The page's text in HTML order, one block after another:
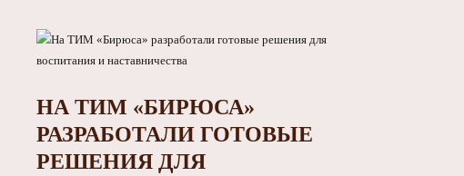
НА ТИМ «БИРЮСА»
РАЗРАБОТАЛИ ГОТОВЫЕ
РЕШЕНИЯ ДЛЯ